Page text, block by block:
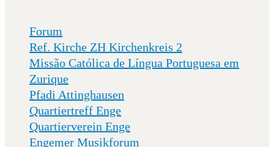
Forum
Ref. Kirche ZH Kirchenkreis 2
Missão Católica de Língua Portuguesa em
Zurique
Pfadi Attinghausen
Quartiertreff Enge
Quartierverein Enge
Engemer Musikforum